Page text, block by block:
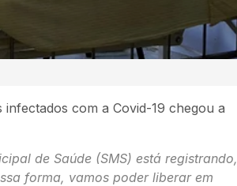
com a Covid-19 chegou a
de Saúde (SMS) está registrando,
forma, vamos poder liberar em